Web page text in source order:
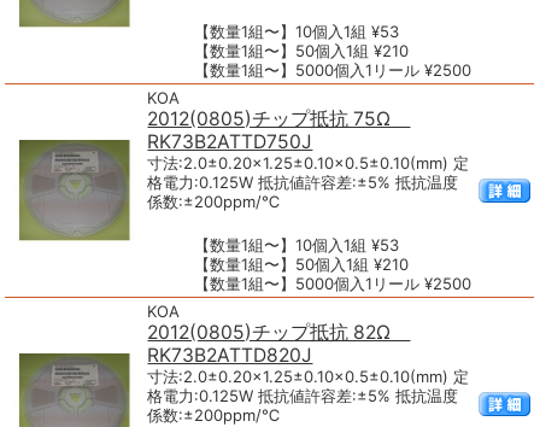
【数量1組〜】10個入1組 ¥53
【数量1組〜】50個入1組 ¥210
【数量1組〜】5000個入1リール ¥2500
KOA
2012(0805)チップ抵抗 75Ω
RK73B2ATTD750J
寸法:2.0±0.20×1.25±0.10×0.5±0.10(mm) 定
格電力:0.125W 抵抗値許容差:±5% 抵抗温度
係数:±200ppm/℃
【数量1組〜】10個入1組 ¥53
【数量1組〜】50個入1組 ¥210
【数量1組〜】5000個入1リール ¥2500
KOA
2012(0805)チップ抵抗 82Ω
RK73B2ATTD820J
寸法:2.0±0.20×1.25±0.10×0.5±0.10(mm) 定
格電力:0.125W 抵抗値許容差:±5% 抵抗温度
係数:±200ppm/℃